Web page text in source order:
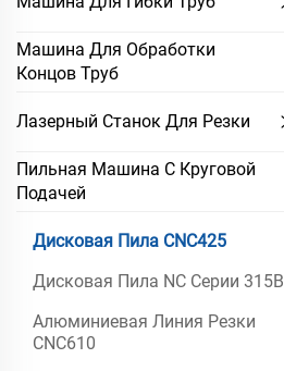
Машина Для Обработки
Концов Труб
Лазерный Станок Для Резки
Пильная Машина С Круговой
Подачей
Дисковая Пила CNC425
Дисковая Пила NC Серии 315B
Алюминиевая Линия Резки
CNC610